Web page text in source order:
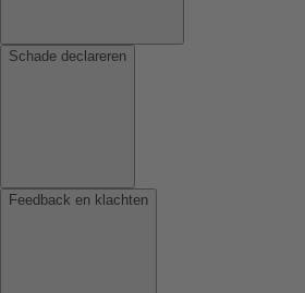
Schade declareren
Feedback en klachten